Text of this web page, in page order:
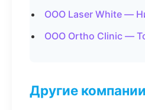
ООО Laser White —
ООО Ortho Clinic —
Другие компании